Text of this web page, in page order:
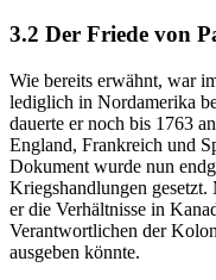
3.2 Der Friede von
Wie bereits erwähnt, war
lediglich in Nordamerika
dauerte er noch bis 1763
England, Frankreich und
Dokument wurde nun
Kriegshandlungen
er die Verhältnisse in
Verantwortlichen der
ausgeben könnte.